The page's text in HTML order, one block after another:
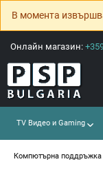
В момента
Онлайн магазин:
TV Видео и Gaming
Компютърна поддръжка